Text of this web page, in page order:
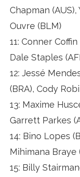
Chapman
Ouvre (BLM)
11: Conner
Dale Staples
12: Jessé
(BRA), Cody
13: Maxime
Garrett Parkes
14: Bino Lopes
Mihimana Braye
15: Billy